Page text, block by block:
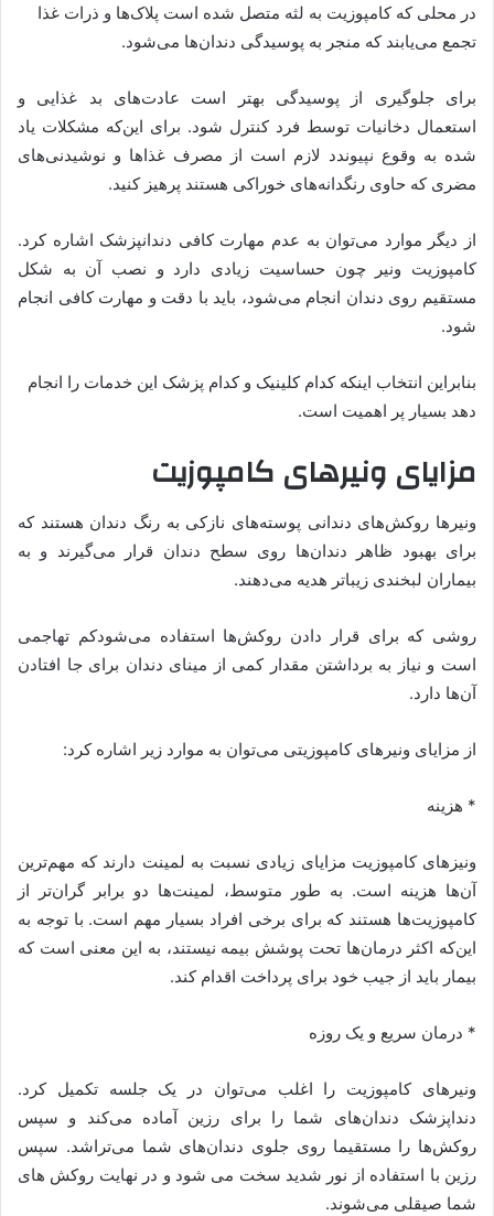
در محلی که کامپوزیت به لثه متصل شده است پلاک‌ها و ذرات غذا
تجمع می‌یابند که منجر به پوسیدگی دندان‌ها می‌شود.
برای جلوگیری از پوسیدگی بهتر است عادت‌های بد غذایی و
استعمال دخانیات توسط فرد کنترل شود. برای این‌که مشکلات یاد
شده به وقوع نپیوندد لازم است از مصرف غذاها و نوشیدنی‌های
مضری که حاوی رنگدانه‌های خوراکی هستند پرهیز کنید.
از دیگر موارد می‌توان به عدم مهارت کافی دندانپزشک اشاره کرد.
کامپوزیت ونیر چون حساسیت زیادی دارد و نصب آن به شکل
مستقیم روی دندان انجام می‌شود، باید با دقت و مهارت کافی انجام
شود.
بنابراین انتخاب اینکه کدام کلینیک و کدام پزشک این خدمات را انجام
دهد بسیار پر اهمیت است.
مزایای ونیرهای کامپوزیت
ونیرها روکش‌های دندانی پوسته‌های نازکی به رنگ دندان هستند که
برای بهبود ظاهر دندان‌ها روی سطح دندان قرار می‌گیرند و به
بیماران لبخندی زیباتر هدیه می‌دهند.
روشی که برای قرار دادن روکش‌ها استفاده می‌شودکم تهاجمی
است و نیاز به برداشتن مقدار کمی از مینای دندان برای جا افتادن
آن‌ها دارد.
از مزایای ونیرهای کامپوزیتی می‌توان به موارد زیر اشاره کرد:
* هزینه
ونیزهای کامپوزیت مزایای زیادی نسبت به لمینت دارند که مهم‌ترین
آن‌ها هزینه است. به طور متوسط، لمینت‌ها دو برابر گران‌تر از
کامپوزیت‌ها هستند که برای برخی افراد بسیار مهم است. با توجه به
این‌که اکثر درمان‌ها تحت پوشش بیمه نیستند، به این معنی است که
بیمار باید از جیب خود برای پرداخت اقدام ‌کند.
* درمان سریع و یک روزه
ونیرهای کامپوزیت را اغلب می‌توان در یک جلسه تکمیل کرد.
دنداپزشک دندان‌های شما را برای رزین آماده می‌کند و سپس
روکش‌ها را مستقیما روی جلوی دندان‌های شما می‌تراشد. سپس
رزین با استفاده از نور شدید سخت می شود و در نهایت روکش های
شما صیقلی می‌شوند.